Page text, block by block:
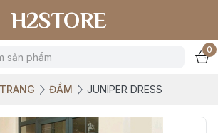
H2STORE
0
ĐẦM JUNIPER DRESS